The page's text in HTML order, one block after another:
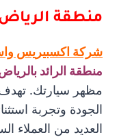
منطقة
شركة اكسبيريس
منطقة الرائد
مظهر سيارتك. تهدف
الجودة وتجربة
العديد من العملاء